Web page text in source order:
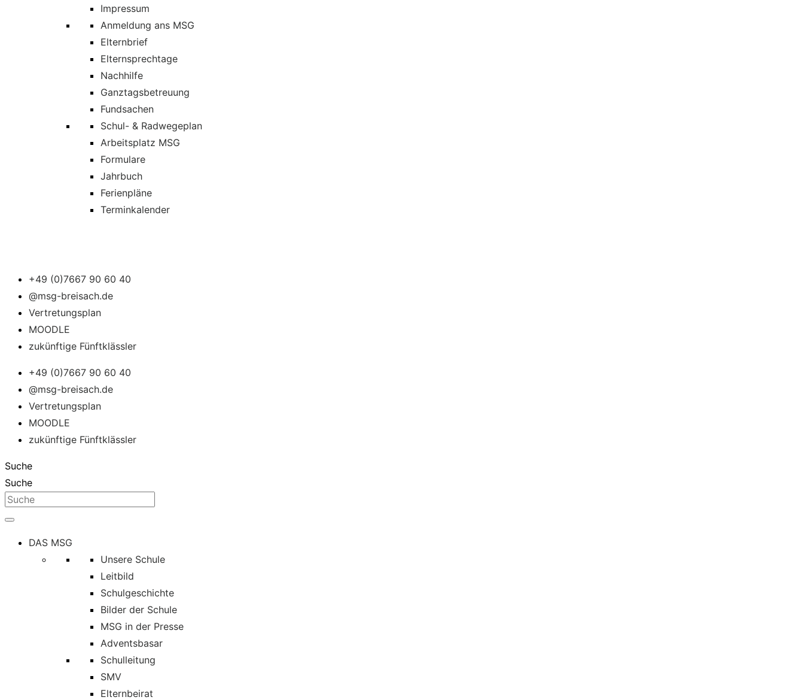
Impressum
Anmeldung ans MSG
Elternbrief
Elternsprechtage
Nachhilfe
Ganztagsbetreuung
Fundsachen
Schul- & Radwegeplan
Arbeitsplatz MSG
Formulare
Jahrbuch
Ferienpläne
Terminkalender
+49 (0)7667 90 60 40
@msg-breisach.de
Vertretungsplan
MOODLE
zukünftige Fünftklässler
+49 (0)7667 90 60 40
@msg-breisach.de
Vertretungsplan
MOODLE
zukünftige Fünftklässler
Suche
Suche
DAS MSG
Unsere Schule
Leitbild
Schulgeschichte
Bilder der Schule
MSG in der Presse
Adventsbasar
Schulleitung
SMV
Elternbeirat